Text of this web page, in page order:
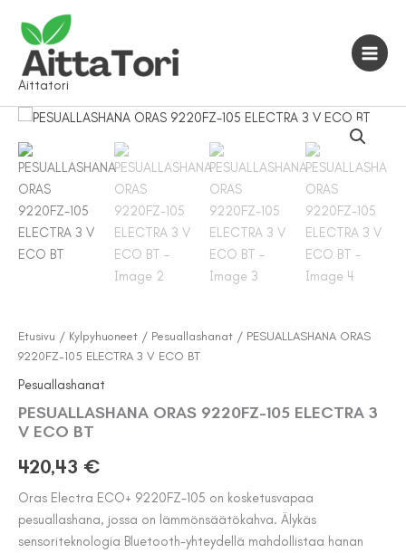
sisältöön
Aittatori
Etusivu / Kylpyhuoneet / Pesuallashanat / PESUALLASHANA ORAS
9220FZ-105 ELECTRA 3 V ECO BT
Pesuallashanat
PESUALLASHANA ORAS 9220FZ-105 ELECTRA 3
V ECO BT
420,43 €
Oras Electra ECO+ 9220FZ-105 on kosketusvapaa
pesuallashana, jossa on lämmönsäätökahva. Älykäs
sensoriteknologia Bluetooth-yhteydellä mahdollistaa hanan